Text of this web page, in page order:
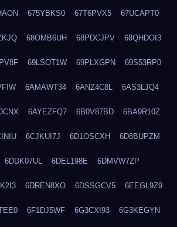
675YBKS0 67T6PVX5 67UCAPT0
68OMB6UH 68PDCJPV 68QHDOI3
69LSOT1W 69PLXGPN 69S53RP0
6AMAWT34 6ANZ4C8L 6AS3LJQ4
6AYEZFQ7 6B0V87BD 6BA9R10Z
6CJKUI7J 6D1OSCXH 6D8BUPZM
6DDK07UL 6DEL198E 6DMVW7ZP
6DREN8XO 6DSSGCV5 6EEGL9Z9
6F1DJ5WF 6G3CXI93 6G3KEGYN